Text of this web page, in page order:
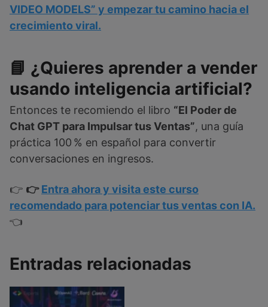
VIDEO MODELS” y empezar tu camino hacia el
crecimiento viral.
📘 ¿Quieres aprender a vender
usando inteligencia artificial?
Entonces te recomiendo el libro “El Poder de
Chat GPT para Impulsar tus Ventas”, una guía
práctica 100 % en español para convertir
conversaciones en ingresos.
👉 👉Entra ahora y visita este curso
recomendado para potenciar tus ventas con IA.
👈
Entradas relacionadas